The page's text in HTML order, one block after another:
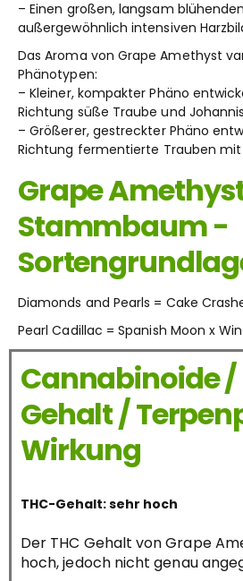
– Einen großen, langsam
außergewöhnlich intensiven
Das Aroma von Grape Amethyst
Phänotypen:
– Kleiner, kompakter Phäno
Richtung süße Traube und
– Größerer, gestreckter Phäno
Richtung fermentierte Trauben
Grape
Stammbaum -
Diamonds and Pearls = Cake
Pearl Cadillac = Spanish Moon x
Cannabinoide /
Gehalt /
Wirkung
THC-Gehalt: sehr hoch
Der THC Gehalt von Grape
hoch, jedoch nicht genau